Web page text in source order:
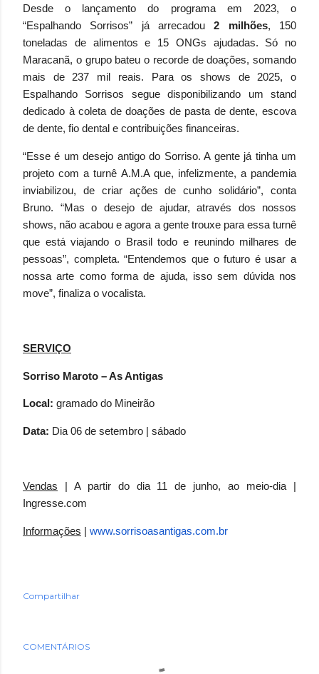
Desde o lançamento do programa em 2023, o
“Espalhando Sorrisos” já arrecadou2 milhões, 150
toneladas de alimentos e 15 ONGs ajudadas. Só no
Maracanã, o grupo bateu o recorde de doações, somando
mais de 237 mil reais. Para os shows de 2025, o
Espalhando Sorrisos segue disponibilizando um stand
dedicado à coleta de doações de pasta de dente, escova
de dente, fio dental e contribuições financeiras.
“Esse é um desejo antigo do Sorriso. A gente já tinha um
projeto com a turnê A.M.A que, infelizmente, a pandemia
inviabilizou, de criar ações de cunho solidário”, conta
Bruno. “Mas o desejo de ajudar, através dos nossos
shows, não acabou e agora a gente trouxe para essa turnê
que está viajando o Brasil todo e reunindo milhares de
pessoas”, completa. “Entendemos que o futuro é usar a
nossa arte como forma de ajuda, isso sem dúvida nos
move”, finaliza o vocalista.
SERVIÇO
Sorriso Maroto – As Antigas
Local: gramado do Mineirão
Data: Dia 06 de setembro | sábado
Vendas | A partir do dia 11 de junho, ao meio-dia |
Ingresse.com
Informações www.sorrisoasantigas.com.br
Compartilhar
COMENTÁRIOS